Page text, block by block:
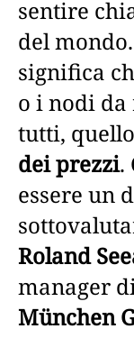
sentire
del
significa
o i nodi
tutti,
dei prezzi.
essere un
Roland
manager
München